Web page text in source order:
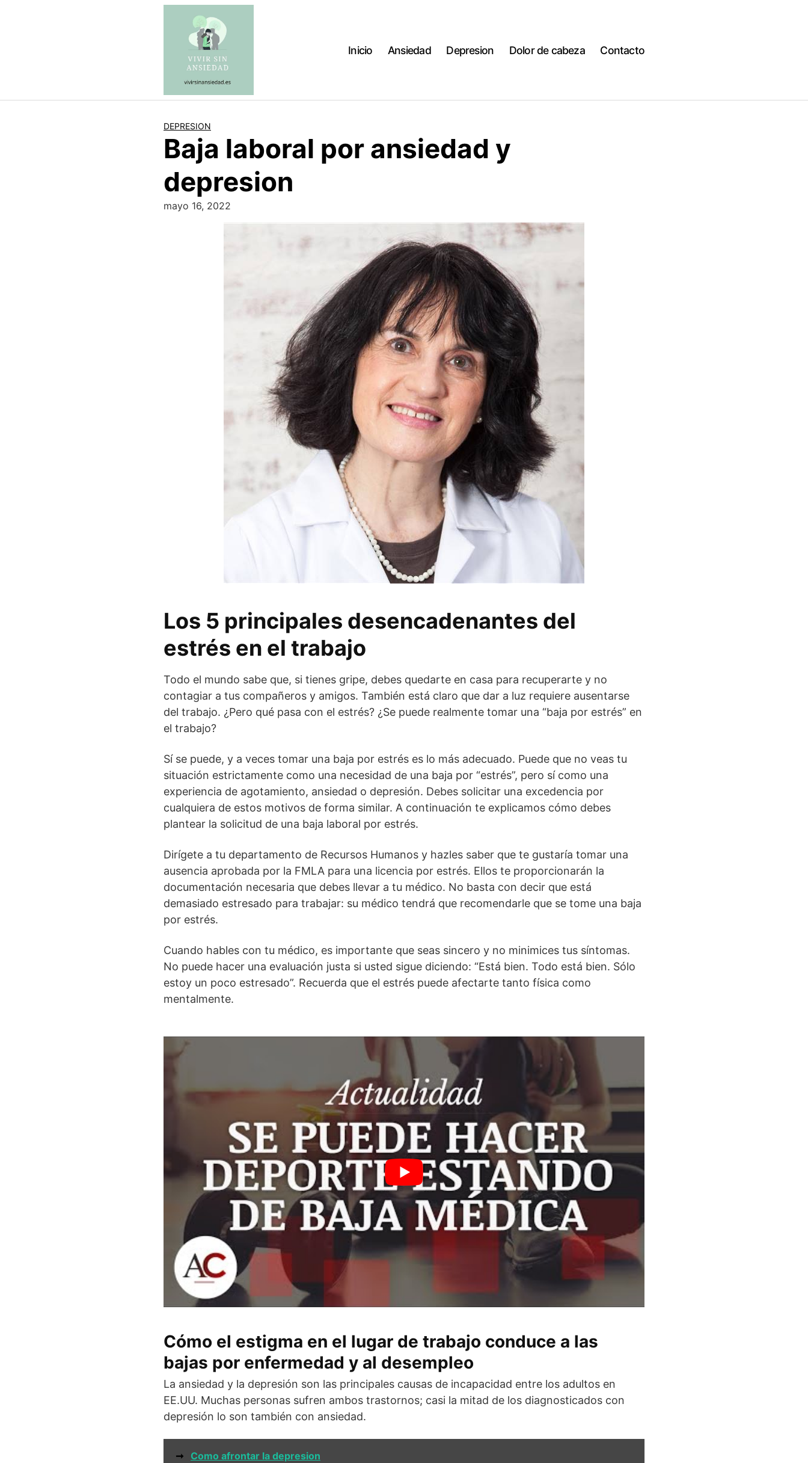
Inicio Ansiedad Depresion Dolor de cabeza Contacto
DEPRESION
Baja laboral por ansiedad y
depresion
mayo 16, 2022
Los 5 principales desencadenantes del
estrés en el trabajo
Todo el mundo sabe que, si tienes gripe, debes quedarte en casa para recuperarte y no
contagiar a tus compañeros y amigos. También está claro que dar a luz requiere ausentarse
del trabajo. ¿Pero qué pasa con el estrés? ¿Se puede realmente tomar una “baja por estrés” en
el trabajo?
Sí se puede, y a veces tomar una baja por estrés es lo más adecuado. Puede que no veas tu
situación estrictamente como una necesidad de una baja por “estrés”, pero sí como una
experiencia de agotamiento, ansiedad o depresión. Debes solicitar una excedencia por
cualquiera de estos motivos de forma similar. A continuación te explicamos cómo debes
plantear la solicitud de una baja laboral por estrés.
Dirígete a tu departamento de Recursos Humanos y hazles saber que te gustaría tomar una
ausencia aprobada por la FMLA para una licencia por estrés. Ellos te proporcionarán la
documentación necesaria que debes llevar a tu médico. No basta con decir que está
demasiado estresado para trabajar: su médico tendrá que recomendarle que se tome una baja
por estrés.
Cuando hables con tu médico, es importante que seas sincero y no minimices tus síntomas.
No puede hacer una evaluación justa si usted sigue diciendo: “Está bien. Todo está bien. Sólo
estoy un poco estresado”. Recuerda que el estrés puede afectarte tanto física como
mentalmente.
Cómo el estigma en el lugar de trabajo conduce a las
bajas por enfermedad y al desempleo
La ansiedad y la depresión son las principales causas de incapacidad entre los adultos en
EE.UU. Muchas personas sufren ambos trastornos; casi la mitad de los diagnosticados con
depresión lo son también con ansiedad.
➞ Como afrontar la depresion